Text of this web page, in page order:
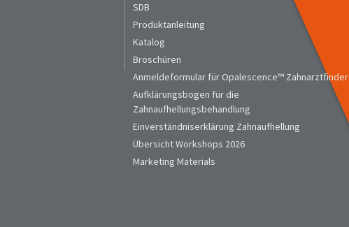
SDB
Produktanleitung
Katalog
Broschüren
Anmeldeformular für Opalescence™ Zahnarztfinder
Aufklärungsbogen für die
Zahnaufhellungsbehandlung
Einverständniserklärung Zahnaufhellung
Übersicht Workshops 2026
Marketing Materials